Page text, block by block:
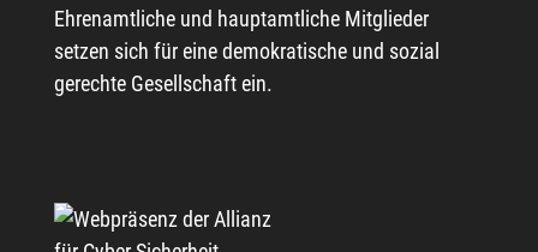
Ehrenamtliche und hauptamtliche Mitglieder
setzen sich für eine demokratische und sozial
gerechte Gesellschaft ein.